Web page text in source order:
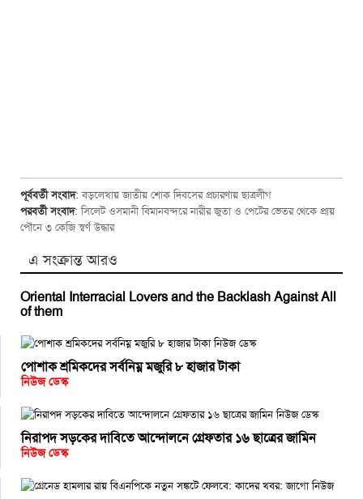
পূর্ববর্তী সংবাদ:বড়লেখায় জাতীয় শোক দিবসের প্রচারণায় ছাত্রলীগ
পরবর্তী সংবাদ:সিলেট ওসমানী বিমানবন্দরে নারীর জুতা ও পেটের ভেতর থেকে প্রায়
পৌনে ৩ কেজি স্বর্ণ উদ্ধার
এ সংক্রান্ত আরও
Oriental Interracial Lovers and the Backlash Against All
of them
পোশাক শ্রমিকদের সর্বনিম্ন মজুরি ৮ হাজার টাকা
নিউজ ডেস্ক
নিরাপদ সড়কের দাবিতে আন্দোলনে গ্রেফতার ১৬ ছাত্রের জামিন
নিউজ ডেস্ক